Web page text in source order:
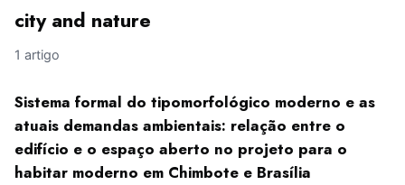
city and nature
1 artigo
Sistema formal do tipomorfológico moderno e as
atuais demandas ambientais: relação entre o
edifício e o espaço aberto no projeto para o
habitar moderno em Chimbote e Brasília